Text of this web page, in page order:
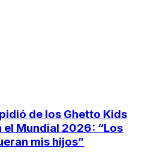
de los Ghetto Kids
el Mundial 2026: “Los
mis hijos”